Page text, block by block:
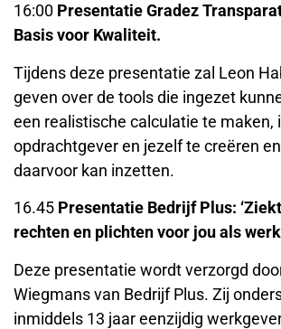
16:00 Presentatie Gradez
Basis voor Kwaliteit.
Tijdens deze presentatie zal Leon
geven over de tools die ingezet
een realistische calculatie te maken,
opdrachtgever en jezelf te creëren
daarvoor kan inzetten.
16.45 Presentatie Bedrijf Plus:
rechten en plichten voor jou als
Deze presentatie wordt verzorgd
Wiegmans van Bedrijf Plus. Zij
inmiddels 13 jaar eenzijdig